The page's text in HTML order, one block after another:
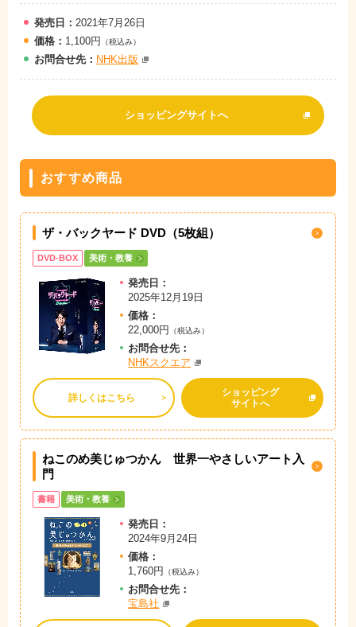
発売日： 2021年7月26日
価格： 1,100円 （税込み）
お問合せ先： NHK出版
ショッピングサイトへ
おすすめ商品
ザ・バックヤード DVD（5枚組）
DVD-BOX 美術・教養
発売日：
2025年12月19日
価格：
22,000円
（税込み）
お問合せ先：
NHKスクエア
詳しくはこちら
ショッピング
サイトへ
ねこのめ美じゅつかん 世界一やさしいアート入
門
書籍 美術・教養
発売日：
2024年9月24日
価格：
1,760円
（税込み）
お問合せ先：
宝島社